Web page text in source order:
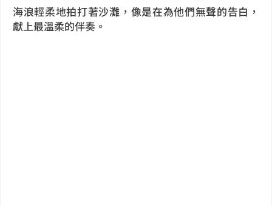
海浪輕柔地拍打著沙灘，像是在為他們無聲的告白，
獻上最溫柔的伴奏。